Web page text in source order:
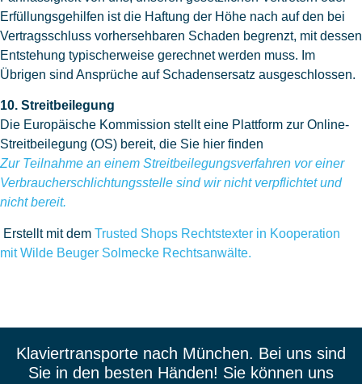
Erfüllungsgehilfen ist die Haftung der Höhe nach auf den bei
Vertragsschluss vorhersehbaren Schaden begrenzt, mit dessen
Entstehung typischerweise gerechnet werden muss. Im
Übrigen sind Ansprüche auf Schadensersatz ausgeschlossen.
10. Streitbeilegung
Die Europäische Kommission stellt eine Plattform zur Online-
Streitbeilegung (OS) bereit, die Sie hier finden
Zur Teilnahme an einem Streitbeilegungsverfahren vor einer
Verbraucherschlichtungsstelle sind wir nicht verpflichtet und
nicht bereit.
Erstellt mit dem Trusted Shops Rechtstexter in Kooperation
mitWilde Beuger Solmecke Rechtsanwälte.
Klaviertransporte nach München. Bei uns sind
Sie in den besten Händen! Sie können uns